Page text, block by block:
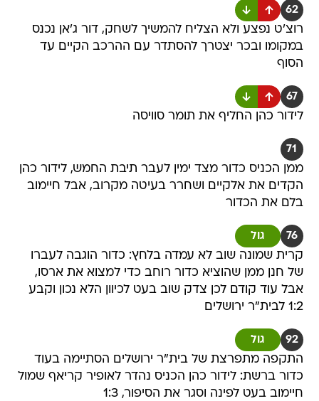
62
רוצ'ט נפצע ולא הצליח להמשיך לשחק, דור ג'אן נכנס
במקומו ובכר יצטרך להסתדר עם ההרכב הקיים עד
הסוף
67
לידור כהן החליף את תומר סוויסה
71
ממן הכניס כדור מצד ימין לעבר תיבת החמש, לידור כהן
הקדים את אלקיים ושחרר בעיטה מקרוב, אבל חיימוב
בלם את הכדור
76 גול
קרית שמונה שוב לא עמדה בלחץ: כדור הוגבה לעברו
של חנן ממן שהוציא כדור רוחב כדי למצוא את ארסו,
אבל עוד קודם לכן צדק שוב בעט לכיוון הלא נכון וקבע
1:2 לבית"ר ירושלים
92 גול
התקפה מתפרצת של בית"ר ירושלים הסתיימה בעוד
כדור ברשת: לידור כהן הכניס נהדר לאופיר קריאף שמול
חיימוב בעט לפינה וסגר את הסיפור, 1:3